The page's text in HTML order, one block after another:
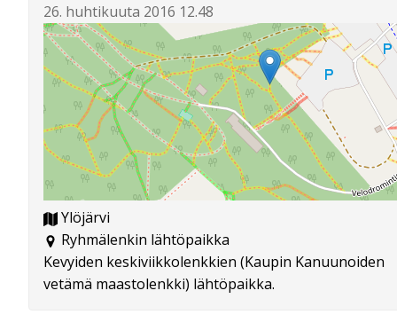
26. huhtikuuta 2016 12.48
Ylöjärvi
Ryhmälenkin lähtöpaikka
Kevyiden keskiviikkolenkkien (Kaupin Kanuunoiden
vetämä maastolenkki) lähtöpaikka.